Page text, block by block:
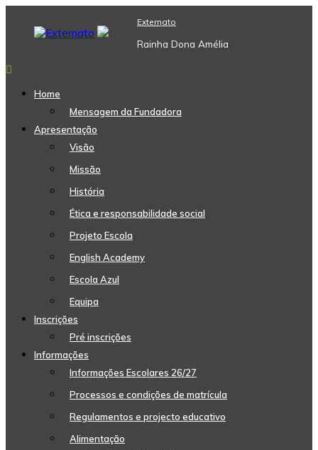
content
Externato
Rainha Dona Amélia
Home
Mensagem da Fundadora
Apresentação
Visão
Missão
História
Ética e responsabilidade social
Projeto Escola
English Academy
Escola Azul
Equipa
Inscrições
Pré inscrições
Informações
Informações Escolares 26/27
Processos e condições de matrícula
Regulamentos e projecto educativo
Alimentação